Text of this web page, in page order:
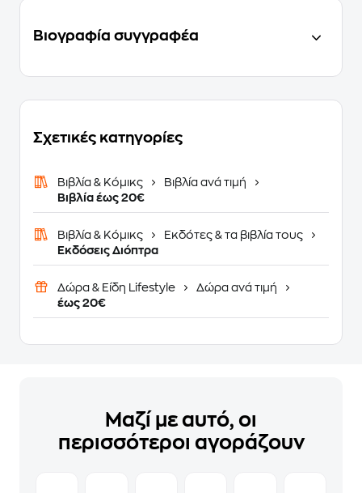
Βιογραφία συγγραφέα
Σχετικές κατηγορίες
Βιβλία & Κόμικς
Βιβλία ανά τιμή
Βιβλία έως 20€
Βιβλία & Κόμικς
Εκδότες & τα βιβλία τους
Εκδόσεις Διόπτρα
Δώρα & Είδη Lifestyle
Δώρα ανά τιμή
έως 20€
Μαζί με αυτό, οι
περισσότεροι αγοράζουν